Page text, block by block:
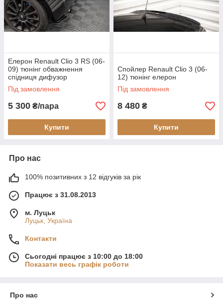
Елерон Renault Clio 3 RS (06-
09) тюнінг обважнення
спідниця дифузор
Під замовлення
5 300 ₴/пара
Купити
Спойлер Renault Clio 3 (06-
12) тюнінг елерон
Під замовлення
8 480 ₴
Купити
Про нас
100% позитивних з 12 відгуків за рік
Працює з 31.08.2013
м. Луцьк
Луцьк, Україна
Контакти
Сьогодні працює з 10:00 до 18:00
Показати весь графік роботи
Про нас